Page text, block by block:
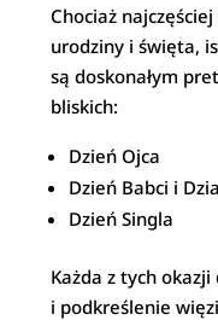
Chociaż
urodziny i święta,
są doskonałym
bliskich:
Dzień Ojca
Dzień Babci i
Dzień Singla
Każda z tych
i podkreślenie